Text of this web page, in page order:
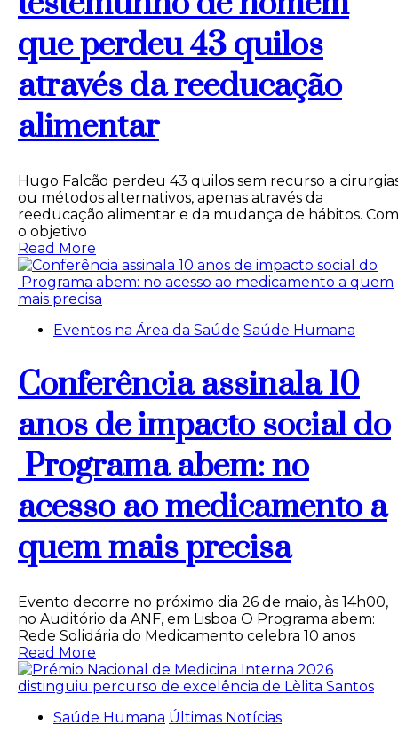
que perdeu 43 quilos
através da reeducação
alimentar
Hugo Falcão perdeu 43 quilos sem recurso a
ou métodos alternativos, apenas através da
reeducação alimentar e da mudança de hábitos. Com
o objetivo
Read More
Eventos na Área da Saúde Saúde Humana
Conferência assinala 10
anos de impacto social do
Programa abem: no
acesso ao medicamento a
quem mais precisa
Evento decorre no próximo dia 26 de maio, às 14h00,
no Auditório da ANF, em Lisboa O Programa abem:
Rede Solidária do Medicamento celebra 10 anos
Read More
Saúde Humana Últimas Notícias